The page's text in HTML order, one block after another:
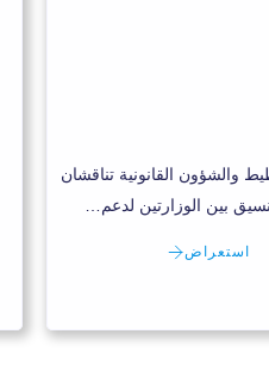
والشؤون القانونية تناقشان
بين الوزارتين لدعم…
استعراض